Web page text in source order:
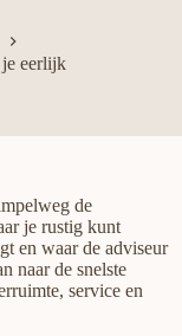
eerlijk
de
je rustig kunt
en waar de adviseur
naar de snelste
service en